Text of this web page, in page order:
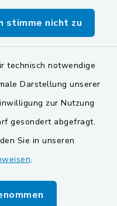
stimme nicht zu
technisch notwendige
Darstellung unserer
zur Nutzung
gesondert abgefragt.
Sie in unseren
.